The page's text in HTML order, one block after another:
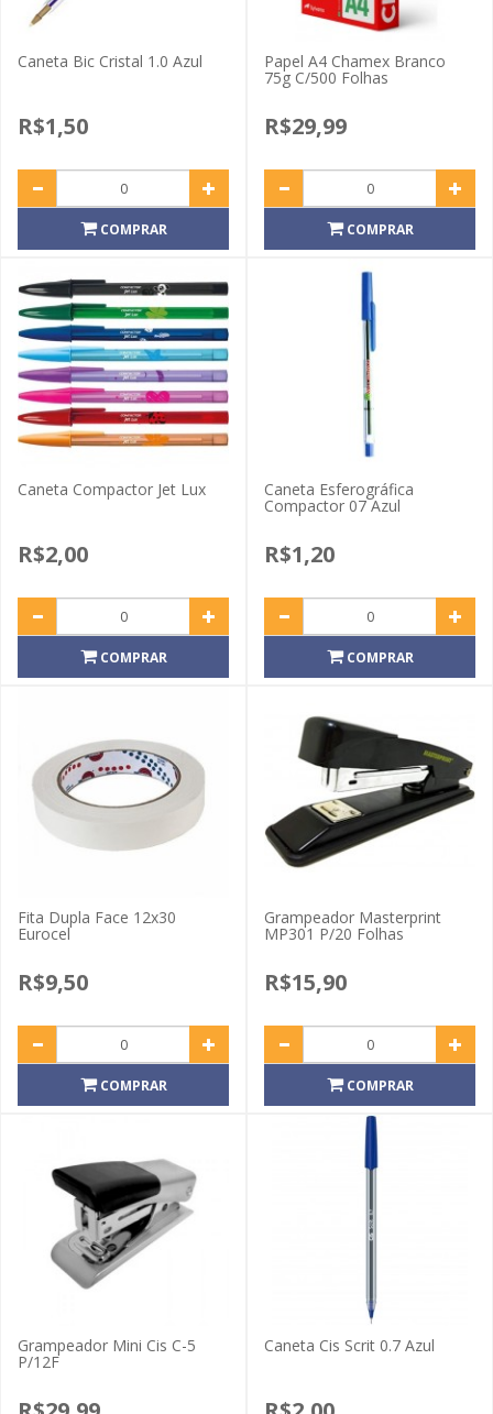
Caneta Bic Cristal 1.0 Azul
R$1,50
COMPRAR
Papel A4 Chamex Branco
75g C/500 Folhas
R$29,99
COMPRAR
Caneta Compactor Jet Lux
R$2,00
COMPRAR
Caneta Esferográfica
Compactor 07 Azul
R$1,20
COMPRAR
Fita Dupla Face 12x30
Eurocel
R$9,50
COMPRAR
Grampeador Masterprint
MP301 P/20 Folhas
R$15,90
COMPRAR
Grampeador Mini Cis C-5
P/12F
Caneta Cis Scrit 0.7 Azul